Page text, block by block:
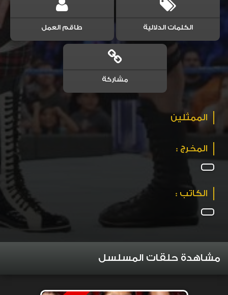
الكلمات الدلالية طاقم العمل
مشاركة
الممثلين
المخرج :
الكاتب :
مشاهدة حلقات المسلسل